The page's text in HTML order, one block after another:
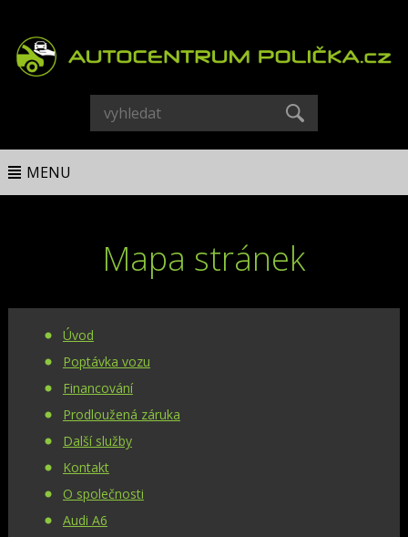
MENU
Mapa stránek
Úvod
Poptávka vozu
Financování
Prodloužená záruka
Další služby
Kontakt
O společnosti
Audi A6